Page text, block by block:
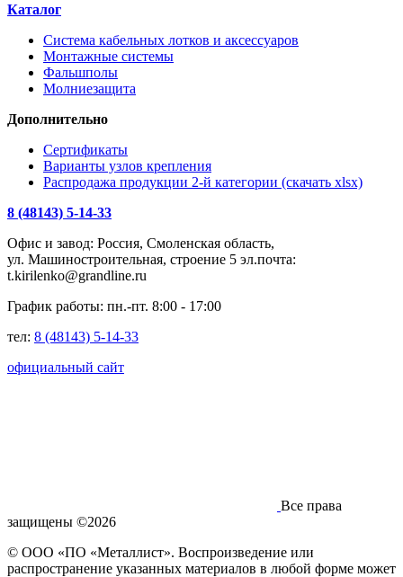
Каталог
Система кабельных лотков и аксессуаров
Монтажные системы
Фальшполы
Молниезащита
Дополнительно
Сертификаты
Варианты узлов крепления
Распродажа продукции 2-й категории (скачать xlsx)
8 (48143) 5-14-33
Офис и завод: Россия, Смоленская область,
ул. Машиностроительная, строение 5 эл.почта:
t.kirilenko@grandline.ru
График работы: пн.-пт. 8:00 - 17:00
тел: 8 (48143) 5-14-33
официальный сайт
Все права
защищены ©2026
© ООО «ПО «Металлист». Воспроизведение или
распространение указанных материалов в любой форме может